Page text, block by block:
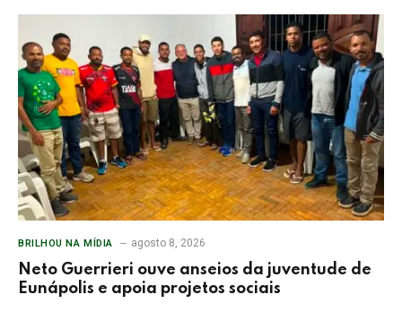
BRILHOU NA MÍDIA agosto 8, 2026
Neto Guerrieri ouve anseios da juventude de
Eunápolis e apoia projetos sociais